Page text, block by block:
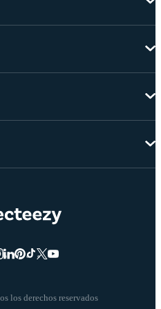
los derechos reservados